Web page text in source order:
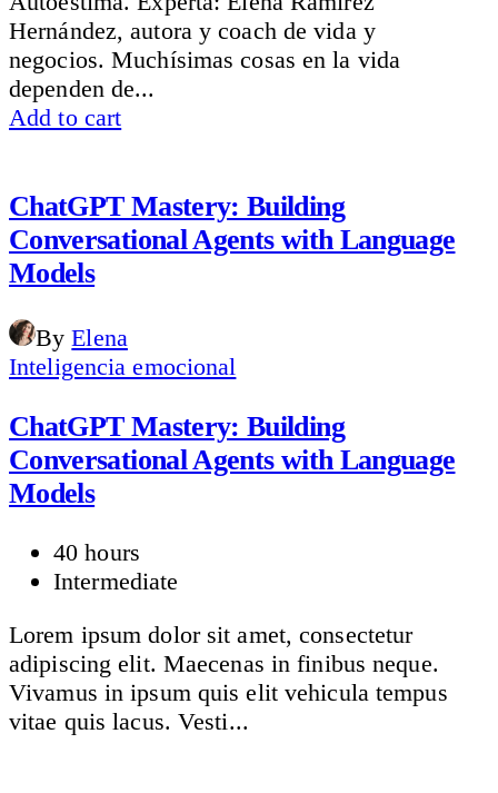
Hernández, autora y coach de vida y
negocios. Muchísimas cosas en la vida
dependen de...
Add to cart
ChatGPT Mastery: Building
Conversational Agents with Language
Models
By Elena
Inteligencia emocional
ChatGPT Mastery: Building
Conversational Agents with Language
Models
40 hours
Intermediate
Lorem ipsum dolor sit amet, consectetur
adipiscing elit. Maecenas in finibus neque.
Vivamus in ipsum quis elit vehicula tempus
vitae quis lacus. Vesti...